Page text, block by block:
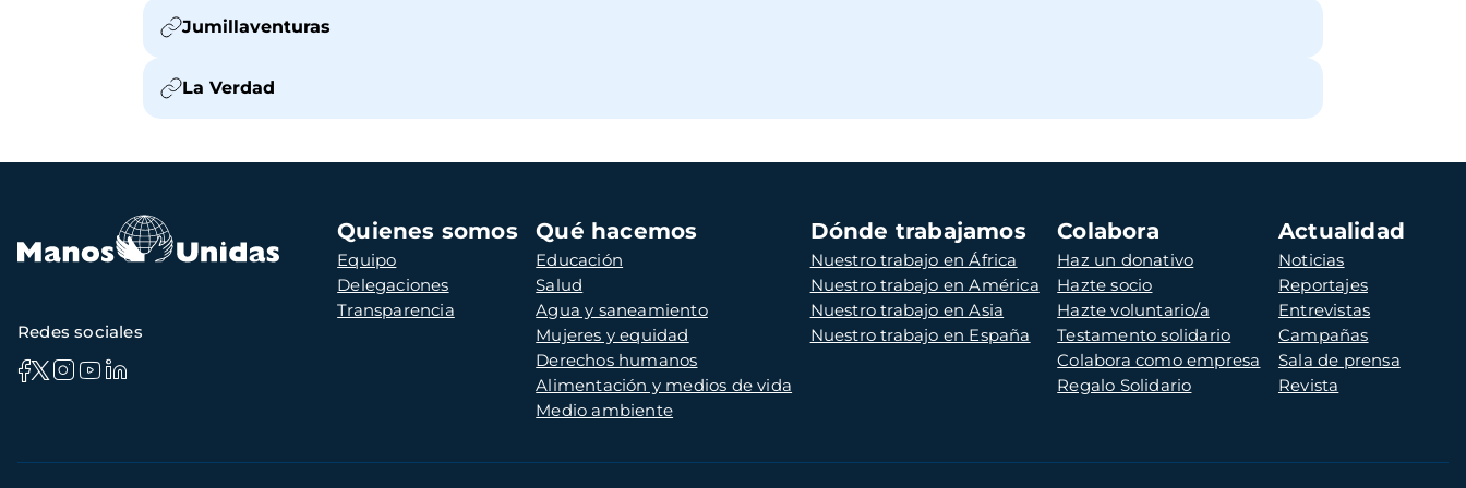
Jumillaventuras
La Verdad
Navegación
principal
Quienes somos
Equipo
Delegaciones
Transparencia
Qué hacemos
Educación
Salud
Agua y saneamiento
Mujeres y equidad
Derechos humanos
Alimentación y medios de vida
Medio ambiente
Dónde trabajamos
Nuestro trabajo en África
Nuestro trabajo en América
Nuestro trabajo en Asia
Nuestro trabajo en España
Colabora
Haz un donativo
Hazte socio
Hazte voluntario/a
Testamento solidario
Colabora como empresa
Regalo Solidario
Actualidad
Noticias
Reportajes
Entrevistas
Campañas
Sala de prensa
Revista
Redes sociales